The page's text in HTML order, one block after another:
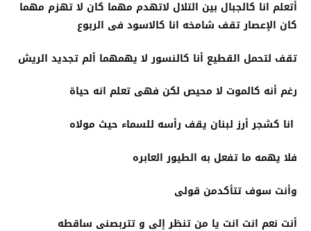
أتعلم انا كالجبال بين التلال لاتهدم مهما كان لا تهزم مهما
كان الإعصار تقف شامخه انا كالاسود فى الربوع
تقف لتحمل القطيع أنا كالنسور لا يهمهما ألم تجديد الريش
رغم أنه كالموت لا محيص لكن فهى تعلم انه حياة
انا كشجر أرز لبنان يقف رأسه للسماء حيث مولاه
فلا يهمه ما تفعل به الطيور العابره
وأنت سوف تتأكدمن قولى
أنت نعم انت انت يا من تنظر إلى و تتربصنى ساقطه